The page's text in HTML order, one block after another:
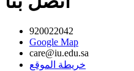
920022042
Google Map
care@iu.edu.sa
خريطة الموقع